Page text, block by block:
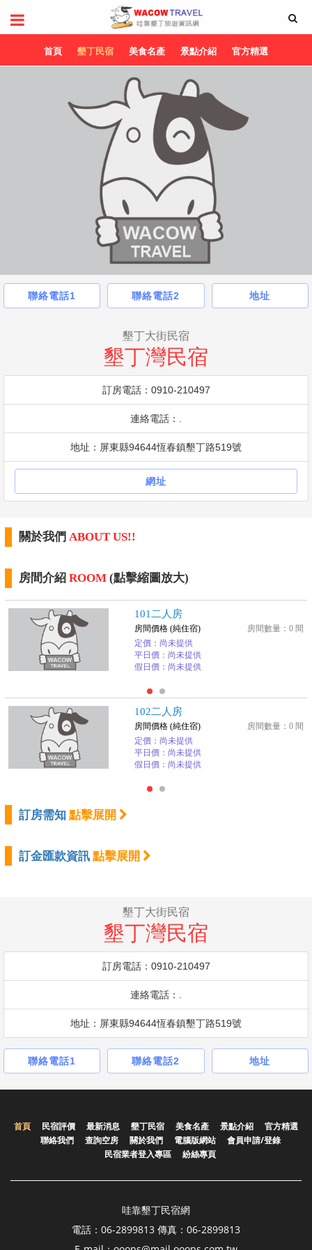
首頁 墾丁民宿 美食名產 景點介紹 官方精選
聯絡電話1 聯絡電話2 地址
墾丁大街民宿
墾丁灣民宿
訂房電話：0910-210497
連絡電話：.
地址：屏東縣94644恆春鎮墾丁路519號
網址
關於我們 ABOUT US!!
房間介紹 ROOM (點擊縮圖放大)
101二人房
房間數量：0 間
房間價格 (純住宿)
定價：尚未提供
平日價：尚未提供
假日價：尚未提供
102二人房
房間數量：0 間
房間價格 (純住宿)
定價：尚未提供
平日價：尚未提供
假日價：尚未提供
訂房需知 點擊展開
訂金匯款資訊 點擊展開
墾丁大街民宿
墾丁灣民宿
訂房電話：0910-210497
連絡電話：.
地址：屏東縣94644恆春鎮墾丁路519號
聯絡電話1 聯絡電話2 地址
首頁 民宿評價 最新消息 墾丁民宿 美食名產 景點介紹
官方精選
聯絡我們
查詢空房 關於我們 電腦版網站
會員申請/登錄
民宿業者登入專區
紛絲專頁
哇靠墾丁民宿網
電話：06-2899813 傳真：06-2899813